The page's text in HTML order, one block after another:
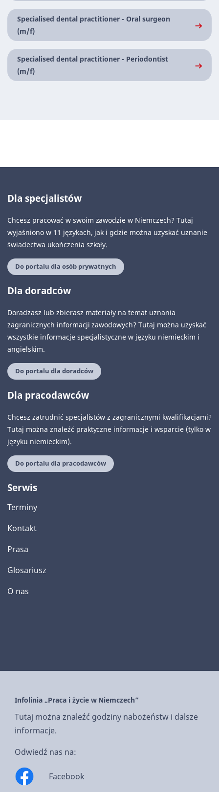
Specialised dental practitioner - Oral surgeon
(m/f)
Specialised dental practitioner - Periodontist
(m/f)
Dla specjalistów
Chcesz pracować w swoim zawodzie w Niemczech? Tutaj
wyjaśniono w 11 językach, jak i gdzie można uzyskać uznanie
świadectwa ukończenia szkoły.
Do portalu dla osób prywatnych
Dla doradców
Doradzasz lub zbierasz materiały na temat uznania
zagranicznych informacji zawodowych? Tutaj można uzyskać
wszystkie informacje specjalistyczne w języku niemieckim i
angielskim.
Do portalu dla doradców
Dla pracodawców
Chcesz zatrudnić specjalistów z zagranicznymi kwalifikacjami?
Tutaj można znaleźć praktyczne informacje i wsparcie (tylko w
języku niemieckim).
Do portalu dla pracodawców
Serwis
Terminy
Kontakt
Prasa
Glosariusz
O nas
Infolinia „Praca i życie w Niemczech”
Tutaj można znaleźć godziny nabożeństw i dalsze
informacje.
Odwiedź nas na:
Facebook